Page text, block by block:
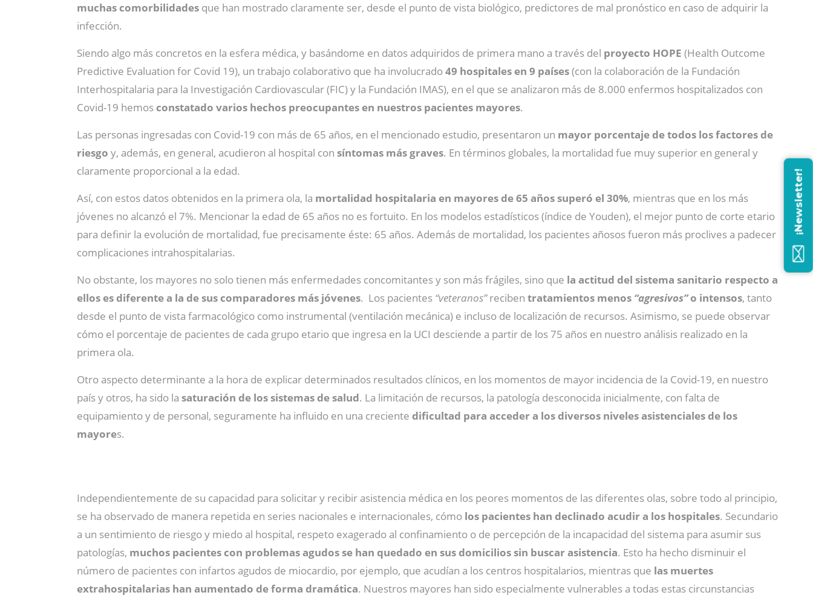
muchas comorbilidades que han mostrado claramente ser, desde el punto de vista biológico, predictores de mal pronóstico en caso de adquirir la
infección.
Siendo algo más concretos en la esfera médica, y basándome en datos adquiridos de primera mano a través del proyecto HOPE (Health Outcome
Predictive Evaluation for Covid 19), un trabajo colaborativo que ha involucrado49 hospitales en 9 países(con la colaboración de la Fundación
Interhospitalaria para la Investigación Cardiovascular (FIC) y la Fundación IMAS), en el que se analizaron más de 8.000 enfermos hospitalizados con
Covid-19 hemosconstatado varios hechos preocupantes en nuestros pacientes mayores.
Las personas ingresadas con Covid-19 con más de 65 años, en el mencionado estudio, presentaron un mayor porcentaje de todos los factores de
riesgo y, además, en general, acudieron al hospital con síntomas más graves. En términos globales, la mortalidad fue muy superior en general y
claramente proporcional a la edad.
Así, con estos datos obtenidos en la primera ola, la mortalidad hospitalaria en mayores de 65 años superó el 30%, mientras que en los más
jóvenes no alcanzó el 7%. Mencionar la edad de 65 años no es fortuito. En los modelos estadísticos (índice de Youden), el mejor punto de corte etario
para definir la evolución de mortalidad, fue precisamente éste: 65 años. Además de mortalidad, los pacientes añosos fueron más proclives a padecer
complicaciones intrahospitalarias.
No obstante, los mayores no solo tienen más enfermedades concomitantes y son más frágiles, sino que la actitud del sistema sanitario respecto a
ellos es diferente a la de sus comparadores más jóvenes. Los pacientes “veteranos”reciben tratamientos menos “agresivos”o intensos, tanto
desde el punto de vista farmacológico como instrumental (ventilación mecánica) e incluso de localización de recursos. Asimismo, se puede observar
cómo el porcentaje de pacientes de cada grupo etario que ingresa en la UCI desciende a partir de los 75 años en nuestro análisis realizado en la
primera ola.
Otro aspecto determinante a la hora de explicar determinados resultados clínicos, en los momentos de mayor incidencia de la Covid-19, en nuestro
país y otros, ha sido la saturación de los sistemas de salud. La limitación de recursos, la patología desconocida inicialmente, con falta de
equipamiento y de personal, seguramente ha influido en una creciente dificultad para acceder a los diversos niveles asistenciales de los
mayores.
Independientemente de su capacidad para solicitar y recibir asistencia médica en los peores momentos de las diferentes olas, sobre todo al principio,
se ha observado de manera repetida en series nacionales e internacionales, cómo los pacientes han declinado acudir a los hospitales. Secundario
a un sentimiento de riesgo y miedo al hospital, respeto exagerado al confinamiento o de percepción de la incapacidad del sistema para asumir sus
patologías, muchos pacientes con problemas agudos se han quedado en sus domicilios sin buscar asistencia. Esto ha hecho disminuir el
número de pacientes con infartos agudos de miocardio, por ejemplo, que acudían a los centros hospitalarios, mientras que las muertes
extrahospitalarias han aumentado de forma dramática. Nuestros mayores han sido especialmente vulnerables a todas estas circunstancias
¡Newsletter!